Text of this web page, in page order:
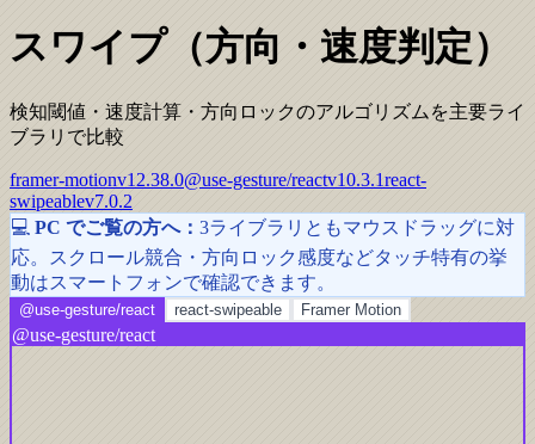
スワイプ（方向・速度判定）
検知閾値・速度計算・方向ロックのアルゴリズムを主要ライ
ブラリで比較
framer-motionv12.38.0@use-gesture/reactv10.3.1react-
swipeablev7.0.2
💻 PC でご覧の方へ： 3ライブラリともマウスドラッグに対
応。スクロール競合・方向ロック感度などタッチ特有の挙
動はスマートフォンで確認できます。
@use-gesture/react react-swipeable Framer Motion
@use-gesture/react